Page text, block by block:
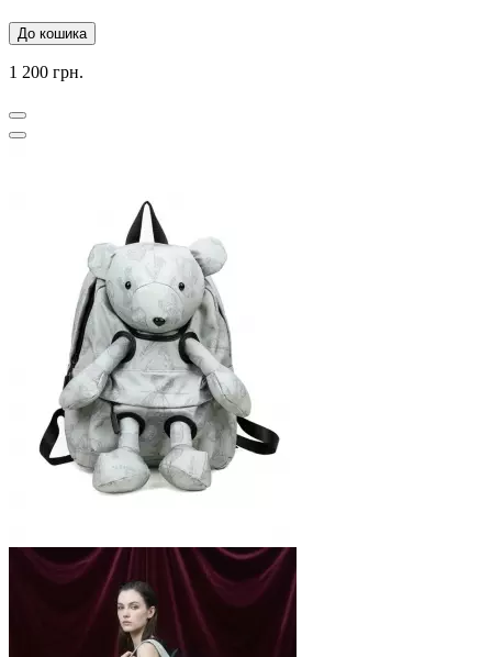
До кошика
1 200 грн.